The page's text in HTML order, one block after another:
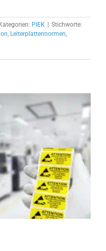
Kategorien: PIEK
Stichworte:
, Leiterplattennormen,